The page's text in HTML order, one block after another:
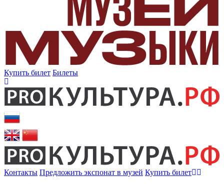
Купить билет Билеты
Контакты Предложить экспонат в музей Купить билет